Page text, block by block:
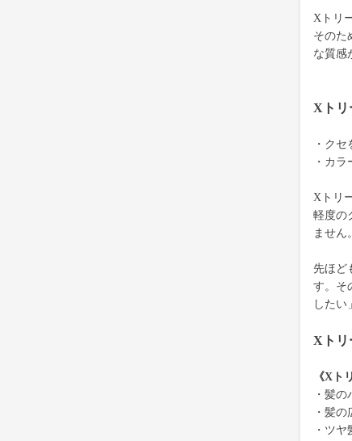
Xトリ
そのた
な質感
Xトリ
・ク
・カ
Xトリ
軽度の
ません。
先ほど
す。そ
したい
Xトリ
《Xト
・髪
・髪
・ツ